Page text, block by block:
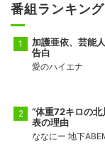
番組ランキング
加護亜依、芸能
告白
愛のハイエナ
“体重72キロの
表の理由
ななにー 地下